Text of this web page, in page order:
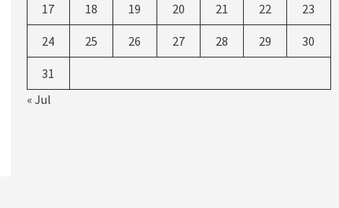
17 18 19 20 21 22 23
24 25 26 27 28 29 30
31
« Jul